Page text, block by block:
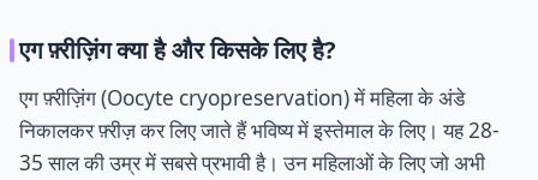
एग फ़्रीज़िंग क्या है और किसके लिए है?
एग फ़्रीज़िंग (Oocyte cryopreservation) में महिला के अंडे
निकालकर फ़्रीज़ कर लिए जाते हैं भविष्य में इस्तेमाल के लिए। यह 28-
35 साल की उम्र में सबसे प्रभावी है। उन महिलाओं के लिए जो अभी